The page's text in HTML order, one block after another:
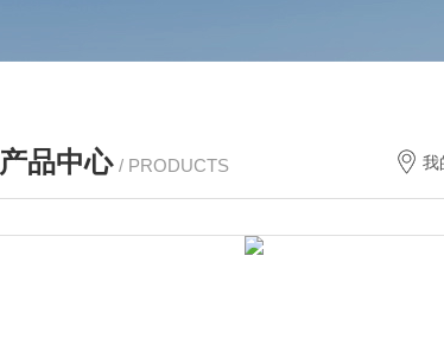
产品中心 / PRODUCTS 我